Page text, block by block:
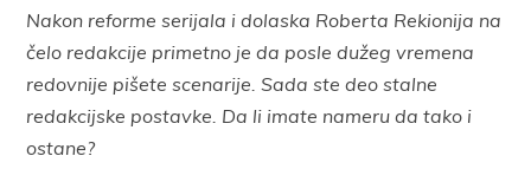
Nakon reforme serijala i dolaska Roberta Rekionija na
čelo redakcije primetno je da posle dužeg vremena
redovnije pišete scenarije. Sada ste deo stalne
redakcijske postavke. Da li imate nameru da tako i
ostane?